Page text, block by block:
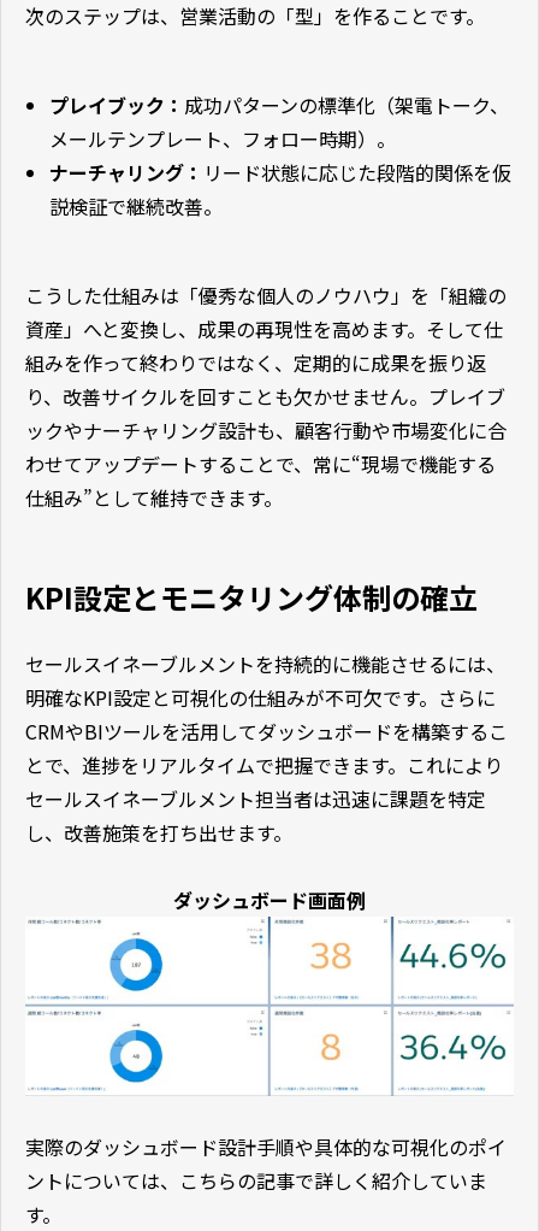
次のステップは、営業活動の「型」を作ることです。
プレイブック： 成功パターンの標準化（架電トーク、
メールテンプレート、フォロー時期）。
ナーチャリング： リード状態に応じた段階的関係を仮
説検証で継続改善。
こうした仕組みは「優秀な個人のノウハウ」を「組織の
資産」へと変換し、成果の再現性を高めます。そして仕
組みを作って終わりではなく、定期的に成果を振り返
り、改善サイクルを回すことも欠かせません。プレイブ
ックやナーチャリング設計も、顧客行動や市場変化に合
わせてアップデートすることで、常に“現場で機能する
仕組み”として維持できます。
KPI設定とモニタリング体制の確立
セールスイネーブルメントを持続的に機能させるには、
明確なKPI設定と可視化の仕組みが不可欠です。さらに
CRMやBIツールを活用してダッシュボードを構築するこ
とで、進捗をリアルタイムで把握できます。これにより
セールスイネーブルメント担当者は迅速に課題を特定
し、改善施策を打ち出せます。
ダッシュボード画面例
実際のダッシュボード設計手順や具体的な可視化のポイ
ントについては、こちらの記事で詳しく紹介していま
す。